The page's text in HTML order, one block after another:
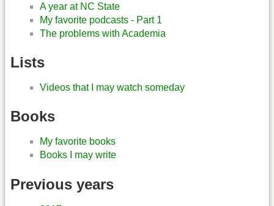
A year at NC State
My favorite podcasts - Part 1
The problems with Academia
Lists
Videos that I may watch someday
Books
My favorite books
Books I may write
Previous years